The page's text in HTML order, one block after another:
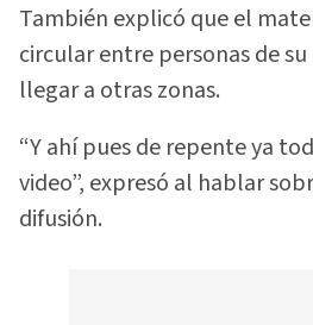
También explicó que el
circular entre personas de
llegar a otras zonas.
“Y ahí pues de repente ya
video”, expresó al hablar
difusión.